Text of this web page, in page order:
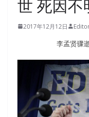
世 死因不
2017年12月12日
李孟贤骤